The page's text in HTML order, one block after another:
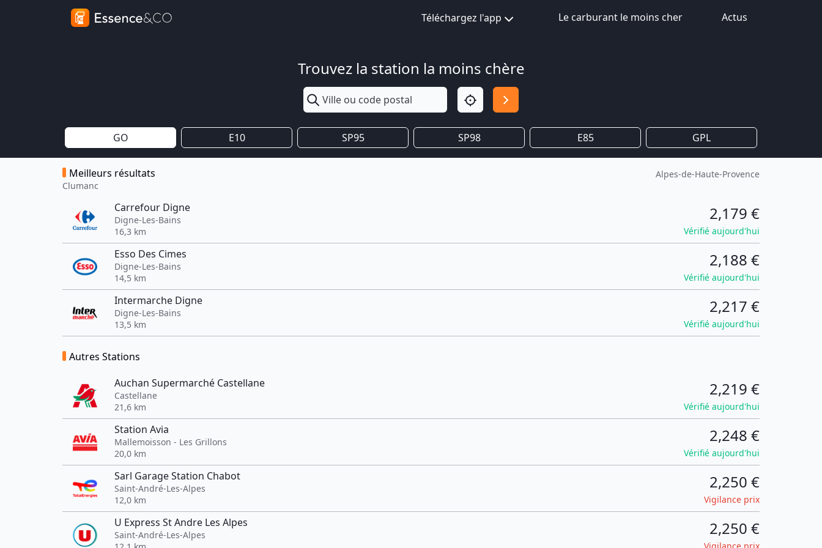
Téléchargez l'app Le carburant le moins cher Actus
Trouvez la station la moins chère
GO E10 SP95 SP98 E85 GPL
Meilleurs résultats
Clumanc
Alpes-de-Haute-Provence
Carrefour Digne
Digne-Les-Bains
16,3 km
2,179 €
Vérifié aujourd'hui
Esso Des Cimes
Digne-Les-Bains
14,5 km
2,188 €
Vérifié aujourd'hui
Intermarche Digne
Digne-Les-Bains
13,5 km
2,217 €
Vérifié aujourd'hui
Autres Stations
Auchan Supermarché Castellane
Castellane
21,6 km
2,219 €
Vérifié aujourd'hui
Station Avia
Mallemoisson - Les Grillons
20,0 km
2,248 €
Vérifié aujourd'hui
Sarl Garage Station Chabot
Saint-André-Les-Alpes
12,0 km
2,250 €
Vigilance prix
U Express St Andre Les Alpes
Saint-André-Les-Alpes
2,250 €